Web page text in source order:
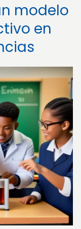
modelo
en